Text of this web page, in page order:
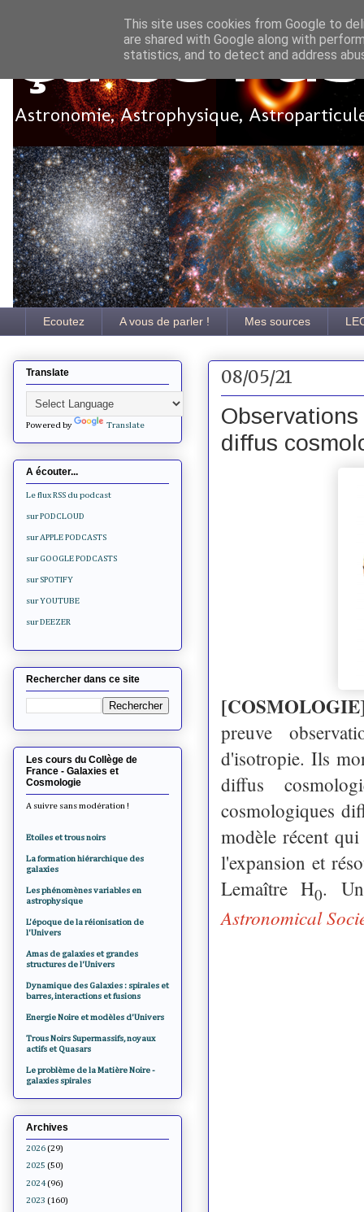
Ça se
Astronomie, Astrophysique,
Ecoutez A vous de parler ! Mes sources
08/05/21
diffus
preuve
d'isotropie. Ils
diffus
cosmologiques
modèle récent
l'expansion et
Lemaître H0.
Astronomical
Translate
Powered by Translate
A écouter...
Le flux RSS du podcast
sur PODCLOUD
sur APPLE PODCASTS
sur GOOGLE PODCASTS
sur SPOTIFY
sur YOUTUBE
sur DEEZER
Rechercher dans ce site
Les cours du Collège de
France - Galaxies et
Cosmologie
A suivre sans modération !
Etoiles et trous noirs
La formation hiérarchique des
galaxies
Les phénomènes variables en
astrophysique
L'époque de la réionisation de
l'Univers
Amas de galaxies et grandes
structures de l'Univers
Dynamique des Galaxies : spirales et
barres, interactions et fusions
Energie Noire et modèles d'Univers
Trous Noirs Supermassifs, noyaux
actifs et Quasars
Le problème de la Matière Noire -
galaxies spirales
Archives
2026 (29)
2025 (50)
2024 (96)
2023 (160)
This site uses cookies from Google to
are shared with Google along with
statistics, and to detect and address